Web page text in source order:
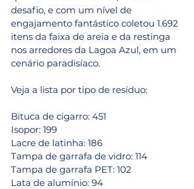
desafio, e com um nível de
engajamento fantástico coletou 1.692
itens da faixa de areia e da restinga
nos arredores da Lagoa Azul, em um
cenário paradisíaco.
Veja a lista por tipo de resíduo:
Bituca de cigarro: 451
Isopor: 199
Lacre de latinha: 186
Tampa de garrafa de vidro: 114
Tampa de garrafa PET: 102
Lata de alumínio: 94